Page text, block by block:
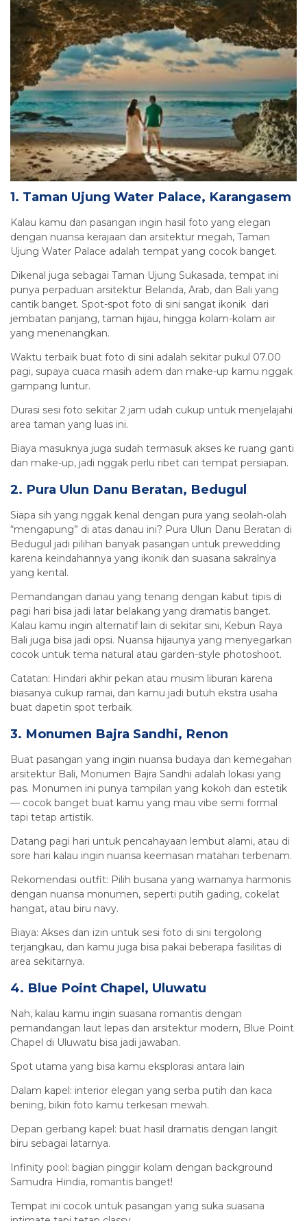
1. Taman Ujung Water Palace, Karangasem
Kalau kamu dan pasangan ingin hasil foto yang elegan
dengan nuansa kerajaan dan arsitektur megah, Taman
Ujung Water Palace adalah tempat yang cocok banget.
Dikenal juga sebagai Taman Ujung Sukasada, tempat ini
punya perpaduan arsitektur Belanda, Arab, dan Bali yang
cantik banget. Spot-spot foto di sini sangat ikonik dari
jembatan panjang, taman hijau, hingga kolam-kolam air
yang menenangkan.
Waktu terbaik buat foto di sini adalah sekitar pukul 07.00
pagi, supaya cuaca masih adem dan make-up kamu nggak
gampang luntur.
Durasi sesi foto sekitar 2 jam udah cukup untuk menjelajahi
area taman yang luas ini.
Biaya masuknya juga sudah termasuk akses ke ruang ganti
dan make-up, jadi nggak perlu ribet cari tempat persiapan.
2. Pura Ulun Danu Beratan, Bedugul
Siapa sih yang nggak kenal dengan pura yang seolah-olah
“mengapung” di atas danau ini? Pura Ulun Danu Beratan di
Bedugul jadi pilihan banyak pasangan untuk prewedding
karena keindahannya yang ikonik dan suasana sakralnya
yang kental.
Pemandangan danau yang tenang dengan kabut tipis di
pagi hari bisa jadi latar belakang yang dramatis banget.
Kalau kamu ingin alternatif lain di sekitar sini, Kebun Raya
Bali juga bisa jadi opsi. Nuansa hijaunya yang menyegarkan
cocok untuk tema natural atau garden-style photoshoot.
Catatan: Hindari akhir pekan atau musim liburan karena
biasanya cukup ramai, dan kamu jadi butuh ekstra usaha
buat dapetin spot terbaik.
3. Monumen Bajra Sandhi, Renon
Buat pasangan yang ingin nuansa budaya dan kemegahan
arsitektur Bali, Monumen Bajra Sandhi adalah lokasi yang
pas. Monumen ini punya tampilan yang kokoh dan estetik
— cocok banget buat kamu yang mau vibe semi formal
tapi tetap artistik.
Datang pagi hari untuk pencahayaan lembut alami, atau di
sore hari kalau ingin nuansa keemasan matahari terbenam.
Rekomendasi outfit: Pilih busana yang warnanya harmonis
dengan nuansa monumen, seperti putih gading, cokelat
hangat, atau biru navy.
Biaya: Akses dan izin untuk sesi foto di sini tergolong
terjangkau, dan kamu juga bisa pakai beberapa fasilitas di
area sekitarnya.
4. Blue Point Chapel, Uluwatu
Nah, kalau kamu ingin suasana romantis dengan
pemandangan laut lepas dan arsitektur modern, Blue Point
Chapel di Uluwatu bisa jadi jawaban.
Spot utama yang bisa kamu eksplorasi antara lain
Dalam kapel: interior elegan yang serba putih dan kaca
bening, bikin foto kamu terkesan mewah.
Depan gerbang kapel: buat hasil dramatis dengan langit
biru sebagai latarnya.
Infinity pool: bagian pinggir kolam dengan background
Samudra Hindia, romantis banget!
Tempat ini cocok untuk pasangan yang suka suasana